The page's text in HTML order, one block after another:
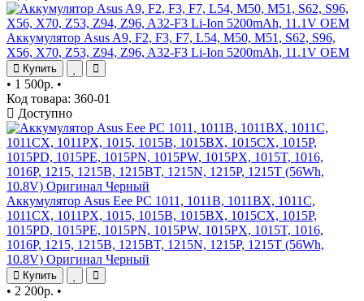
Аккумулятор Asus A9, F2, F3, F7, L54, M50, M51, S62, S96,
X56, X70, Z53, Z94, Z96, A32-F3 Li-Ion 5200mAh, 11.1V OEM
Купить
• 1 500р. •
Код товара: 360-01
Доступно
Аккумулятор Asus Eee PC 1011, 1011B, 1011BX, 1011C,
1011CX, 1011PX, 1015, 1015B, 1015BX, 1015CX, 1015P,
1015PD, 1015PE, 1015PN, 1015PW, 1015PX, 1015T, 1016,
1016P, 1215, 1215B, 1215BT, 1215N, 1215P, 1215T (56Wh,
10.8V) Оригинал Черный
Купить
• 2 200р. •